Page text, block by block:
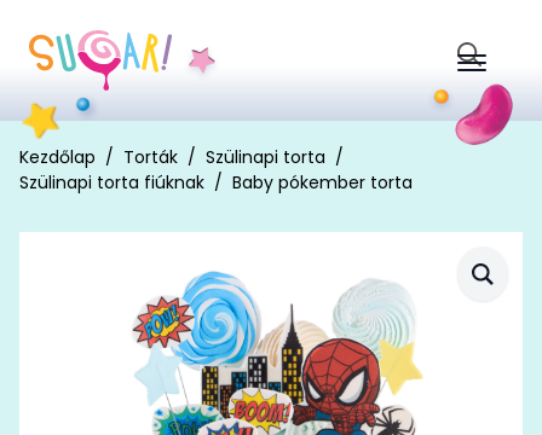
Search
for:
Kezdőlap Torták
Szülinapi torta
Szülinapi torta fiúknak
Baby pókember torta